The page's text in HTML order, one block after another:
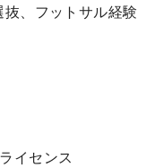
、フットサル経験
イセンス